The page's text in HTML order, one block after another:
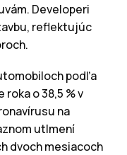
Developeri
reflektujúc
podľa
o 38,5 % v
na
utlmení
dvoch mesiacoch